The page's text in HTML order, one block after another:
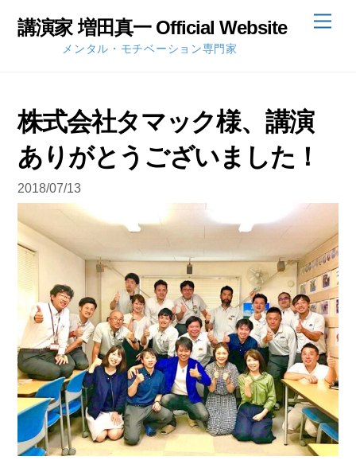
講演家 増田真一 Official Website
メンタル・モチベーション専門家
株式会社タマック様、講演
ありがとうございました！
2018/07/13